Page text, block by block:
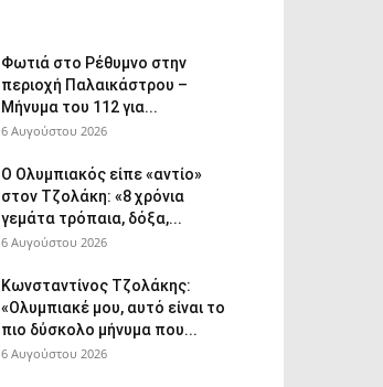
Φωτιά στο Ρέθυμνο στην
περιοχή Παλαικάστρου –
Μήνυμα του 112 για...
6 Αυγούστου 2026
Ο Ολυμπιακός είπε «αντίο»
στον Τζολάκη: «8 χρόνια
γεμάτα τρόπαια, δόξα,...
6 Αυγούστου 2026
Κωνσταντίνος Τζολάκης:
«Ολυμπιακέ μου, αυτό είναι το
πιο δύσκολο μήνυμα που...
6 Αυγούστου 2026